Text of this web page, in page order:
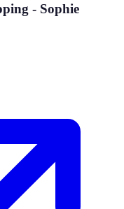
- Sophie